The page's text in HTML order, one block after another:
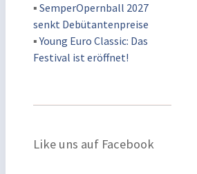
▪ SemperOpernball 2027
senkt Debütantenpreise
▪Young Euro Classic: Das
Festival ist eröffnet!
Like uns auf Facebook